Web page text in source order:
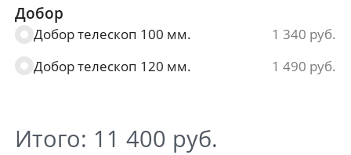
Добор
Добор телескоп 100 мм.
1 340
Добор телескоп 120 мм.
1 490
Итого: 11 400 руб.